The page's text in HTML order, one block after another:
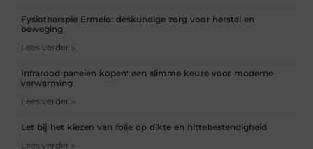
Fysiotherapie Ermelo: deskundige zorg voor herstel en
beweging
Lees verder »
Infrarood panelen kopen: een slimme keuze voor moderne
verwarming
Lees verder »
Let bij het kiezen van folie op dikte en hittebestendigheid
Lees verder »